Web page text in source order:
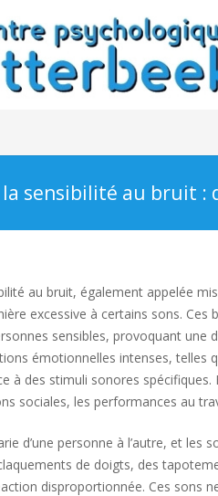
la sensibilité au bruit :
au bruit, également appelée
excessive à certains sons.
sensibles, provoquant une
émotionnelles intenses, telles
à des stimuli sonores
sociales, les performances au
d’une personne à l’autre, et
de doigts, des
disproportionnée. Ces sons